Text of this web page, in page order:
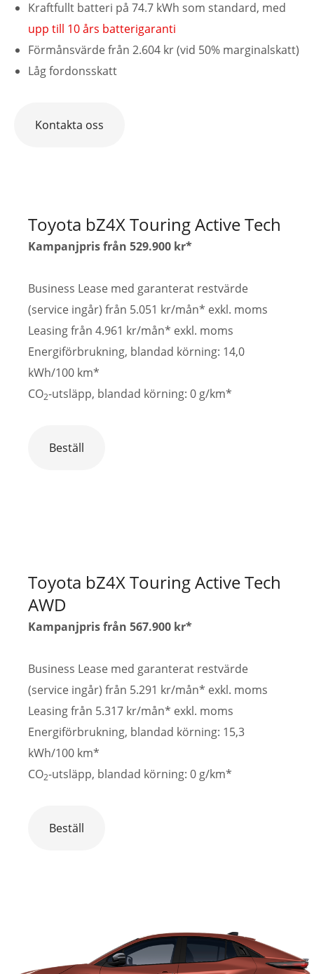
Kraftfullt batteri på 74.7 kWh som standard, med
upp till 10 års batterigaranti
Förmånsvärde från 2.604 kr (vid 50% marginalskatt)
Låg fordonsskatt
Kontakta oss
Toyota bZ4X Touring Active Tech
Kampanjpris från 529.900 kr*
Business Lease med garanterat restvärde
(service ingår) från 5.051 kr/mån* exkl. moms
Leasing från 4.961 kr/mån* exkl. moms
Energiförbrukning, blandad körning: 14,0
kWh/100 km*
CO2-utsläpp, blandad körning: 0 g/km*
Beställ
Toyota bZ4X Touring Active Tech
AWD
Kampanjpris från 567.900 kr*
Business Lease med garanterat restvärde
(service ingår) från 5.291 kr/mån* exkl. moms
Leasing från 5.317 kr/mån* exkl. moms
Energiförbrukning, blandad körning: 15,3
kWh/100 km*
CO2-utsläpp, blandad körning: 0 g/km*
Beställ